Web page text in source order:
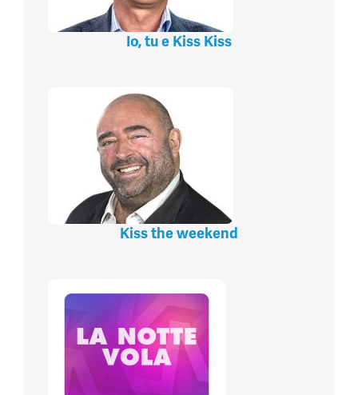
Io, tu e Kiss Kiss
Kiss the weekend